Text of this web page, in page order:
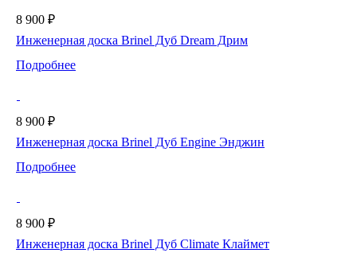
8 900 ₽
Инженерная доска Brinel Дуб Dream Дрим
Подробнее
8 900 ₽
Инженерная доска Brinel Дуб Engine Энджин
Подробнее
8 900 ₽
Инженерная доска Brinel Дуб Climate Клаймет